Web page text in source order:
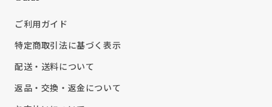
ご利用ガイド
特定商取引法に基づく表示
配送・送料について
返品・交換・返金について